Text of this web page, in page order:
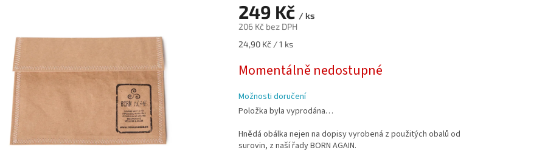
249 Kč / ks
206 Kč bez DPH
Měrná
24,90 Kč / 1 ks
Momentálně nedostupné
Možnosti doručení
Položka byla vyprodána…
Hnědá obálka nejen na dopisy vyrobená z použitých obalů od
surovin, z naší řady BORN AGAIN.